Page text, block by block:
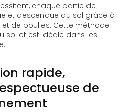
chaque partie de
et descendue au sol grâce à
de poulies. Cette méthode
sol et est idéale dans les
rapide,
de